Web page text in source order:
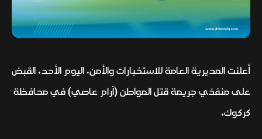
أعلنت المديرية العامة للاستخبارات والأمن، اليوم الأحد، القبض
على منفذي جريمة قتل المواطن (آرام عاصي) في محافظة
كركوك.